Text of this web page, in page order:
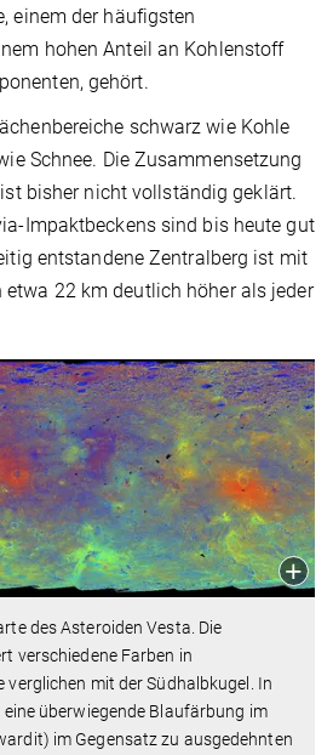
einem der häufigsten
hohen Anteil an Kohlenstoff
gehört.
schwarz wie Kohle
Schnee. Die Zusammensetzung
bisher nicht vollständig geklärt.
Impaktbeckens sind bis heute gut
entstandene Zentralberg ist mit
etwa 22 km deutlich höher als jeder
des Asteroiden Vesta. Die
verschiedene Farben in
verglichen mit der Südhalbkugel. In
überwiegende Blaufärbung im
im Gegensatz zu ausgedehnten